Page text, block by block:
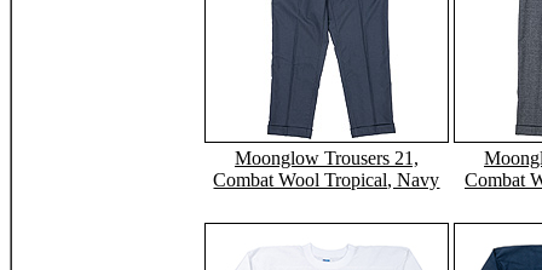
Moonglow Trousers 21,
Combat Wool Tropical, Navy
Combat